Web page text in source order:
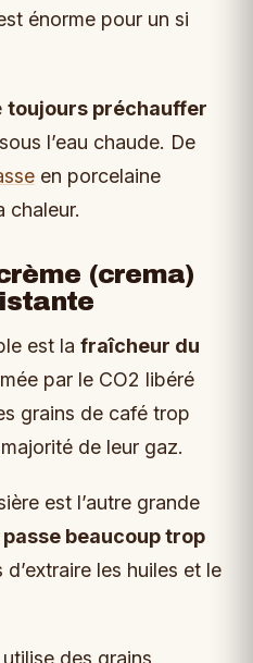
énorme pour un si
toujours préchauffer
l’eau chaude. De
en porcelaine
chaleur.
(crema)
est la fraîcheur du
par le CO2 libéré
grains de café trop
de leur gaz.
est l’autre grande
passe beaucoup trop
d’extraire les huiles et le
utilise des grains